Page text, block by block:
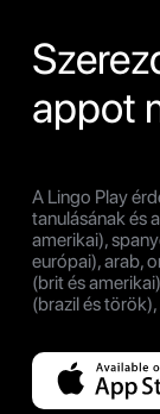
appot
A Lingo Play
tanulásának és
amerikai),
európai), arab,
(brit és
(brazil és